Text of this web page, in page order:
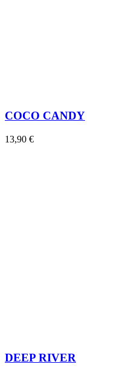
COCO CANDY
13,90 €
DEEP RIVER